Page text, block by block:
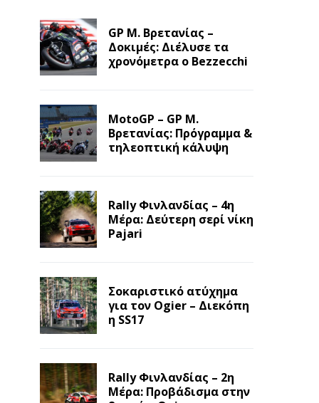
GP Μ. Βρετανίας –
Δοκιμές: Διέλυσε τα
χρονόμετρα ο Bezzecchi
MotoGP – GP Μ.
Βρετανίας: Πρόγραμμα &
τηλεοπτική κάλυψη
Rally Φινλανδίας – 4η
Μέρα: Δεύτερη σερί νίκη
Pajari
Σοκαριστικό ατύχημα
για τον Ogier – Διεκόπη
η SS17
Rally Φινλανδίας – 2η
Μέρα: Προβάδισμα στην